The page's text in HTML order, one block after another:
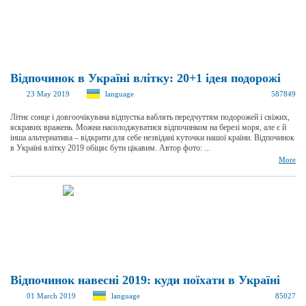
Відпочинок в Україні влітку: 20+1 ідея подорожі
23 May 2019 language 587849
Літнє сонце і довгоочікувана відпустка ваблять передчуттям подорожей і свіжих,
яскравих вражень. Можна насолоджуватися відпочинком на березі моря, але є й
інша альтернатива – відкрити для себе незвідані куточки нашої країни. Відпочинок
в Україні влітку 2019 обіцяє бути цікавим. Автор фото: ...
More
Відпочинок навесні 2019: куди поїхати в Україні
01 March 2019 language 85027